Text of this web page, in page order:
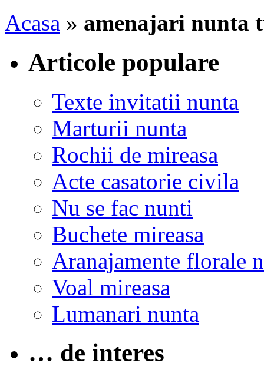
Acasa » amenajari nunta
Articole populare
Texte invitatii nunta
Marturii nunta
Rochii de mireasa
Acte casatorie civila
Nu se fac nunti
Buchete mireasa
Aranajamente florale
Voal mireasa
Lumanari nunta
… de interes